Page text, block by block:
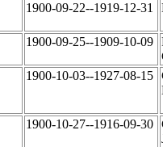
1900-09-22--1919-12-31
1900-09-25--1909-10-09
1900-10-03--1927-08-15
1900-10-27--1916-09-30